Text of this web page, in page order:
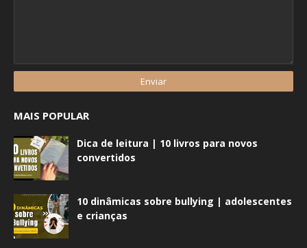
MAIS POPULAR
Dica de leitura | 10 livros para novos
convertidos
10 dinâmicas sobre bullying | adolescentes
e crianças